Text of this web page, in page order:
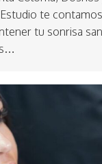
te
tu sonrisa